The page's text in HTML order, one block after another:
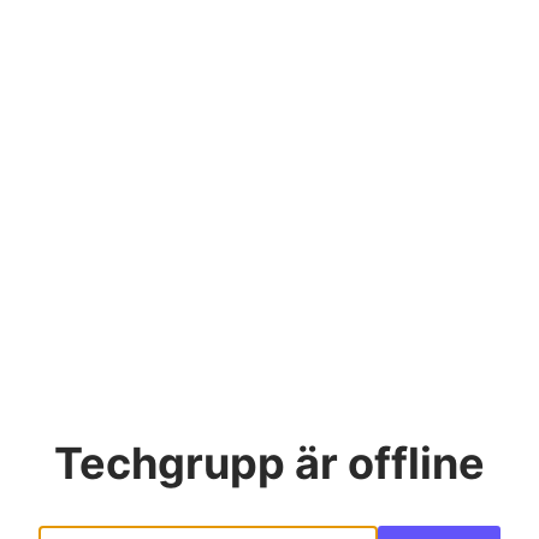
Techgrupp är offline